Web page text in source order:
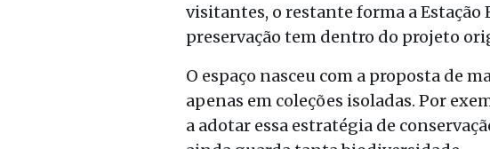
visitantes, o restante forma a Estação
preservação tem dentro do projeto
O espaço nasceu com a proposta de
apenas em coleções isoladas. Por
a adotar essa estratégia de